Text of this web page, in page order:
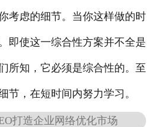
考虑的细节。当你这样做的时
即使这一综合性方案并不全是
所知，它必须是综合性的。至
节，在短时间内努力学习。
打造企业网络优化市场